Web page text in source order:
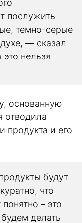
послужить
темно-серые
— сказал
это нельзя
основанную
отводила
продукта и его
будут
что
– это
делать